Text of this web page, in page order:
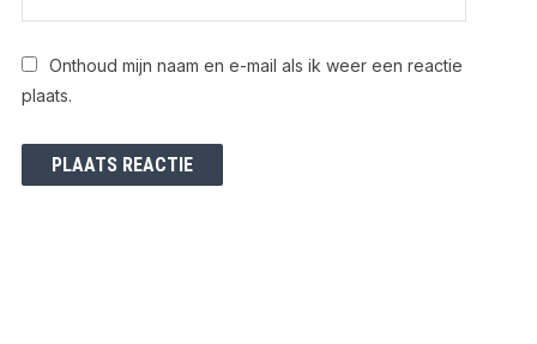
Onthoud mijn naam en e-mail als ik weer een reactie
plaats.